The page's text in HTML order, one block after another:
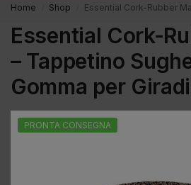
Home Shop Essential Cork-Rubber Mat 1 –
Essential Cork-
– Tappetino
Gomma per
PRONTA CONSEGNA